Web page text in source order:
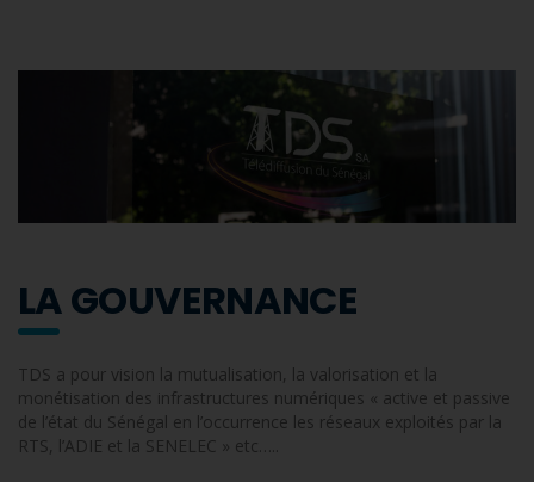
LA GOUVERNANCE
TDS a pour vision la mutualisation, la valorisation et la
monétisation des infrastructures numériques « active et passive
de l’état du Sénégal en l’occurrence les réseaux exploités par la
RTS, l’ADIE et la SENELEC » etc…..